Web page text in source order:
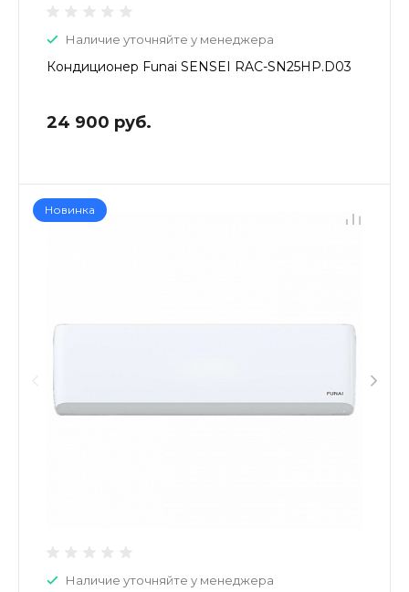
Наличие уточняйте у менеджера
Кондиционер Funai SENSEI RAC-SN25HP.D03
24 900 руб.
Новинка
Наличие уточняйте у менеджера